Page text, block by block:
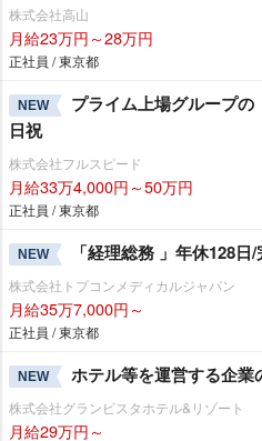
株式会社高山
月給23万円～28万円
正社員 / 東京都
NEW
プライム上場グループ
日祝
株式会社フルスピード
月給33万4,000円～50万円
正社員 / 東京都
NEW 「経理総務 」年休128日
株式会社トプコンメディカルジャパン
月給35万7,000円～
正社員 / 東京都
NEW ホテル等を運営する企業
株式会社グランビスタホテル&リゾート
月給29万円～